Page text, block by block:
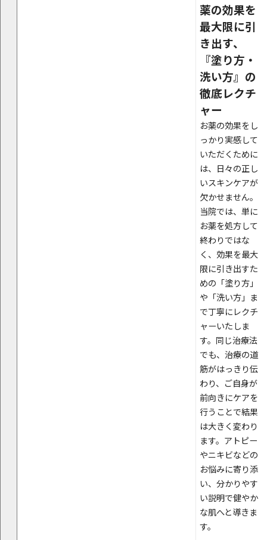
薬の効果を
最大限に引
き出す、
『塗り方・
洗い方』の
徹底レクチ
ャー
お薬の効果をし
っかり実感して
いただくために
は、日々の正し
いスキンケアが
欠かせません。
当院では、単に
お薬を処方して
終わりではな
く、効果を最大
限に引き出すた
めの「塗り方」
や「洗い方」ま
で丁寧にレクチ
ャーいたしま
す。同じ治療法
でも、治療の道
筋がはっきり伝
わり、ご自身が
前向きにケアを
行うことで結果
は大きく変わり
ます。アトピー
やニキビなどの
お悩みに寄り添
い、分かりやす
い説明で健やか
な肌へと導きま
す。